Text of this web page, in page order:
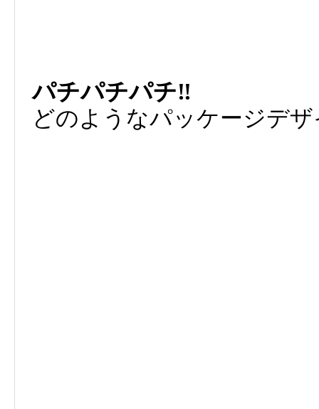
パチパチパチ‼
どのようなパッケージデ